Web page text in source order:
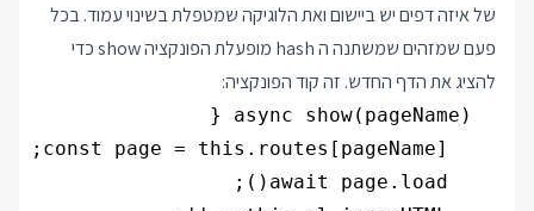
של איזה דפים יש ביישום ואת הלוגיקה שמטפלת בשינוי עמוד. בכל
פעם שמזהים שמשתנה ה hash מופעלת הפונקציה show כדי
להציג את הדף החדש. זה קוד הפונקציה: